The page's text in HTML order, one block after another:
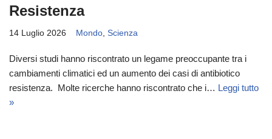
Resistenza
14 Luglio 2026 Mondo, Scienza
Diversi studi hanno riscontrato un legame preoccupante tra i
cambiamenti climatici ed un aumento dei casi di antibiotico
resistenza. Molte ricerche hanno riscontrato che i… Leggi tutto
»